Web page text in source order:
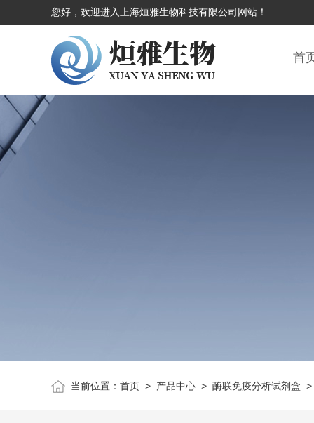
您好，欢迎进入上海烜雅生物科技有限公司网站！
首
当前位置： 首页> 产品中心> 酶联免疫分析试剂盒